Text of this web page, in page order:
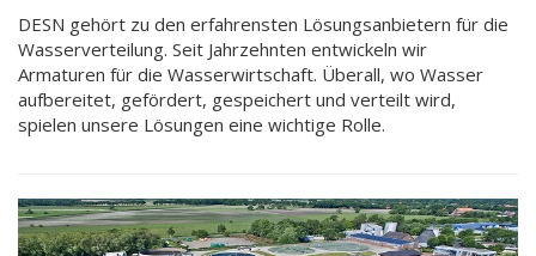
DESN gehört zu den erfahrensten Lösungsanbietern für die
Wasserverteilung. Seit Jahrzehnten entwickeln wir
Armaturen für die Wasserwirtschaft. Überall, wo Wasser
aufbereitet, gefördert, gespeichert und verteilt wird,
spielen unsere Lösungen eine wichtige Rolle.